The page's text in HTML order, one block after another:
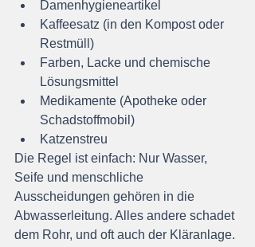
Damenhygieneartikel
Kaffeesatz (in den Kompost oder
Restmüll)
Farben, Lacke und chemische
Lösungsmittel
Medikamente (Apotheke oder
Schadstoffmobil)
Katzenstreu
Die Regel ist einfach: Nur Wasser,
Seife und menschliche
Ausscheidungen gehören in die
Abwasserleitung. Alles andere schadet
dem Rohr, und oft auch der Kläranlage.